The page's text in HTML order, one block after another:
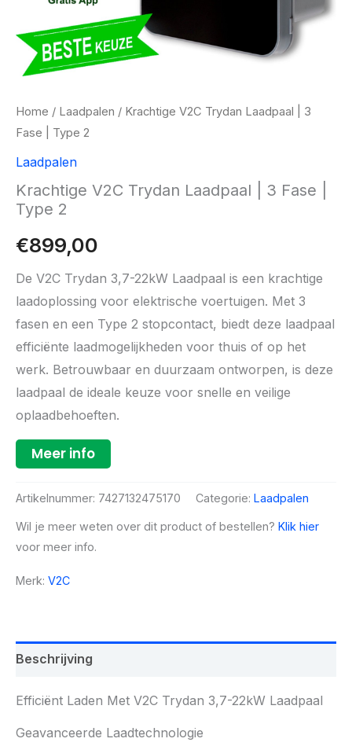
Home / Laadpalen / Krachtige V2C Trydan Laadpaal | 3
Fase | Type 2
Laadpalen
Krachtige V2C Trydan Laadpaal | 3 Fase |
Type 2
€899,00
De V2C Trydan 3,7-22kW Laadpaal is een krachtige
laadoplossing voor elektrische voertuigen. Met 3
fasen en een Type 2 stopcontact, biedt deze laadpaal
efficiënte laadmogelijkheden voor thuis of op het
werk. Betrouwbaar en duurzaam ontworpen, is deze
laadpaal de ideale keuze voor snelle en veilige
oplaadbehoeften.
Meer info
Artikelnummer: 7427132475170 Categorie: Laadpalen
Wil je meer weten over dit product of bestellen? Klik hier
voor meer info.
Merk: V2C
Beschrijving
Efficiënt Laden Met V2C Trydan 3,7-22kW Laadpaal
Geavanceerde Laadtechnologie